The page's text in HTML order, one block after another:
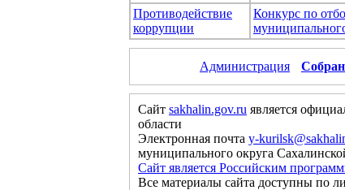
Противодействие
коррупции
Конкурс по
Администрация
Сайт sakhalin.gov.ru является
области
Электронная почта y-
муниципального округа
Сайт является Российским
Все материалы сайта доступны по